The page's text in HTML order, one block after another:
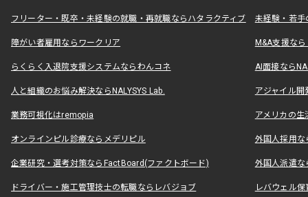
フリーター・既卒・未経験の就職・再就職ならハタラクティブ 未経験・若手
障がい者雇用ならワークリア M&A支援な
らくらく入退院支援システムならわんコネ AI面接なら
人と組織のお悩み解決ならNALYSYS Lab. アジャイル
業務可視化はremopia アメリカの
オンラインピル診療ならメデリピル 外国人採用
企業研究・選考対策ならFactBoard(ファクトボード) 外国人派遣な
ドライバー・施工管理技士の転職ならレバジョブ レバウェル